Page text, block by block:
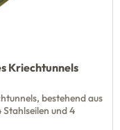
Kriechtunnels
bestehend aus
und 4